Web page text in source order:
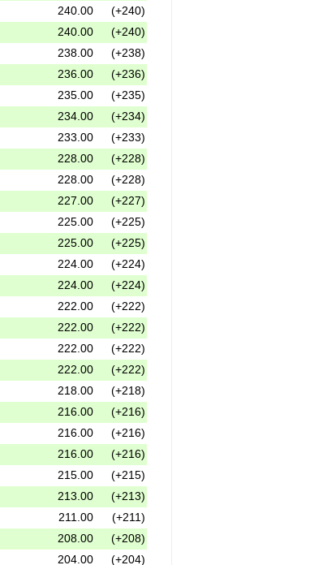
240.00
(+240)
240.00
(+240)
238.00
(+238)
236.00
(+236)
235.00
(+235)
234.00
(+234)
233.00
(+233)
228.00
(+228)
228.00
(+228)
227.00
(+227)
225.00
(+225)
225.00
(+225)
224.00
(+224)
224.00
(+224)
222.00
(+222)
222.00
(+222)
222.00
(+222)
222.00
(+222)
218.00
(+218)
216.00
(+216)
216.00
(+216)
216.00
(+216)
215.00
(+215)
213.00
(+213)
211.00
(+211)
208.00
(+208)
204.00 (+204)